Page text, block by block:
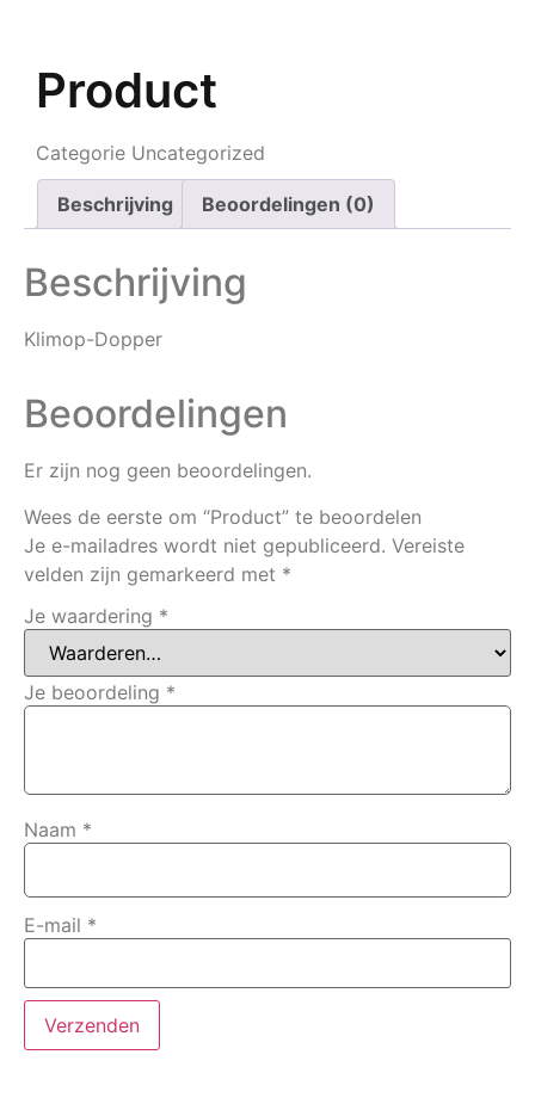
Product
Categorie Uncategorized
Beschrijving Beoordelingen (0)
Beschrijving
Klimop-Dopper
Beoordelingen
Er zijn nog geen beoordelingen.
Wees de eerste om “Product” te beoordelen
Je e-mailadres wordt niet gepubliceerd. Vereiste
velden zijn gemarkeerd met *
Je waardering *
Je beoordeling *
Naam *
E-mail *